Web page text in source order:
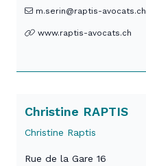
m.serin@raptis-avocats.ch
www.raptis-avocats.ch
Christine RAPTIS
Christine Raptis
Rue de la Gare 16